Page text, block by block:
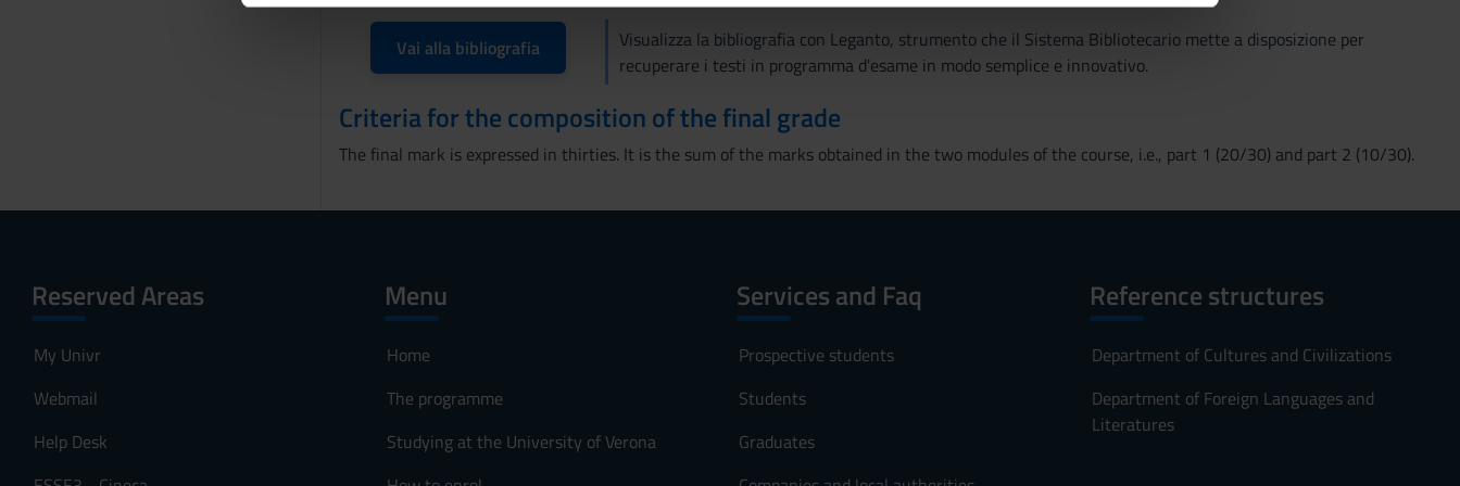
dei loro servizi.
Vai alla bibliografia
Visualizza la bibliografia con Leganto, strumento che il Sistema Bibliotecario mette a disposizione per
recuperare i testi in programma d'esame in modo semplice e innovativo.
Criteria for the composition of the final grade
The final mark is expressed in thirties. It is the sum of the marks obtained in the two modules of the course, i.e., part 1 (20/30) and part 2 (10/30).
Reserved Areas
My Univr
Webmail
Help Desk
Menu
Home
The programme
Studying at the University of Verona
Services and Faq
Prospective students
Students
Graduates
Reference structures
Department of Cultures and Civilizations
Department of Foreign Languages and
Literatures